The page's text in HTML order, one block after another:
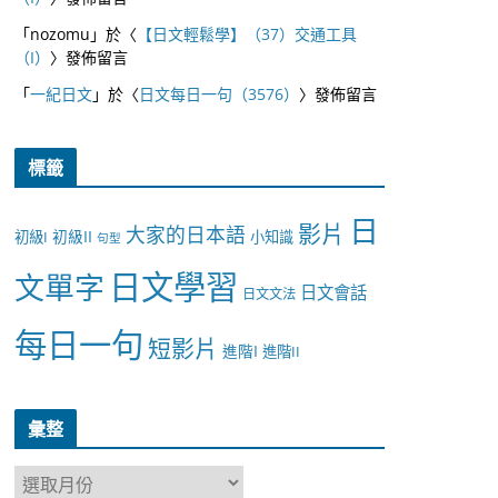
「nozomu 」於〈 【日文輕鬆學】（37）交通工具
（I） 〉發佈留言
「一紀日文」於〈日文每日一句（3576） 〉發佈留言
標籤
初級I 初級II 句型 大家的日本語 小知識 影片 日
文單字 日文學習 日文文法 日文會話
每日一句 短影片 進階I 進階II
彙整
彙